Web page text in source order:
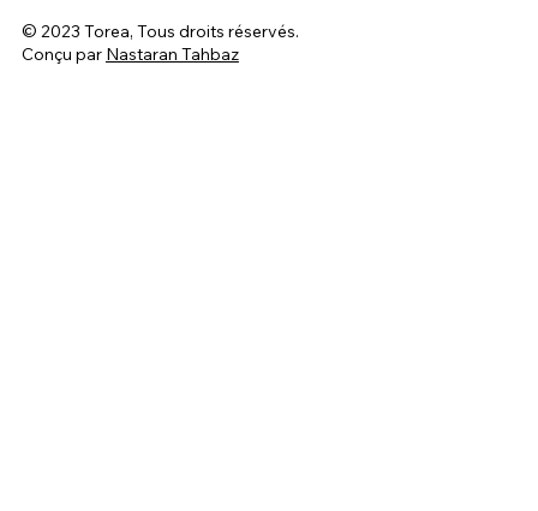
© 2023 Torea, Tous droits réservés.
Conçu par Nastaran Tahbaz